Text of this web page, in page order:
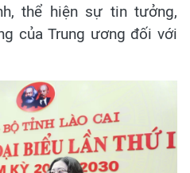
thể hiện sự tin tưởng,
của Trung ương đối với